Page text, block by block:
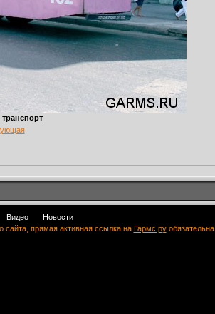
Видео
Новости
прямая активная ссылка на Гармс.руобязательна.